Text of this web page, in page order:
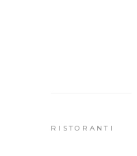
RISTORANTI